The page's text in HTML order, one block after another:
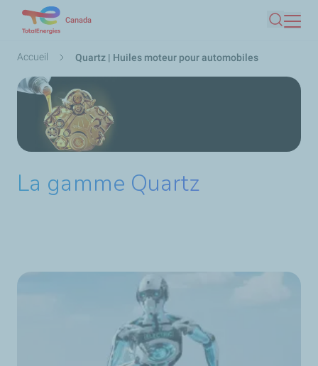
contenu
Canada
Fil
d'Ariane
Accueil Quartz | Huiles moteur pour automobiles
La gamme Quartz